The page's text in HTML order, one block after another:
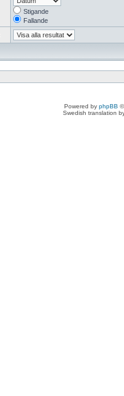
Stigande
Fallande
Powered by phpBB
Swedish translation